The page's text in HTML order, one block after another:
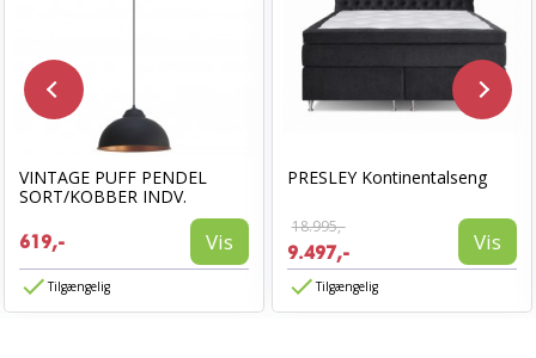
VINTAGE PUFF PENDEL
SORT/KOBBER INDV.
619,- Vis
Tilgængelig
PRESLEY Kontinentalseng
18.995,-
9.497,- Vis
Tilgængelig